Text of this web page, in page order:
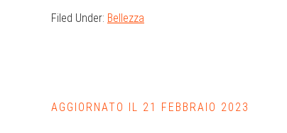
Filed Under: Bellezza
AGGIORNATO IL 21 FEBBRAIO 2023